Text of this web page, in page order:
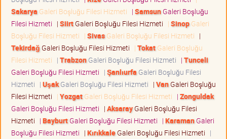
Sakarya Galeri Boşluğu Filesi Hizmeti | SamsunGaleri Boşluğu
Filesi Hizmeti | SiirtGaleri Boşluğu Filesi Hizmeti | SinopGaleri
Boşluğu Filesi Hizmeti | SivasGaleri Boşluğu Filesi Hizmeti |
Tekirdağ Galeri Boşluğu Filesi Hizmeti | TokatGaleri Boşluğu
Filesi Hizmeti | TrabzonGaleri Boşluğu Filesi Hizmeti | Tunceli
Galeri Boşluğu Filesi Hizmeti | Şanlıurfa Galeri Boşluğu Filesi
Hizmeti | UşakGaleri Boşluğu Filesi Hizmeti | VanGaleri Boşluğu
Filesi Hizmeti | YozgatGaleri Boşluğu Filesi Hizmeti | Zonguldak
Galeri Boşluğu Filesi Hizmeti | AksarayGaleri Boşluğu Filesi
Hizmeti | BayburtGaleri Boşluğu Filesi Hizmeti | KaramanGaleri
Boşluğu Filesi Hizmeti | KırıkkaleGaleri Boşluğu Filesi Hizmeti |